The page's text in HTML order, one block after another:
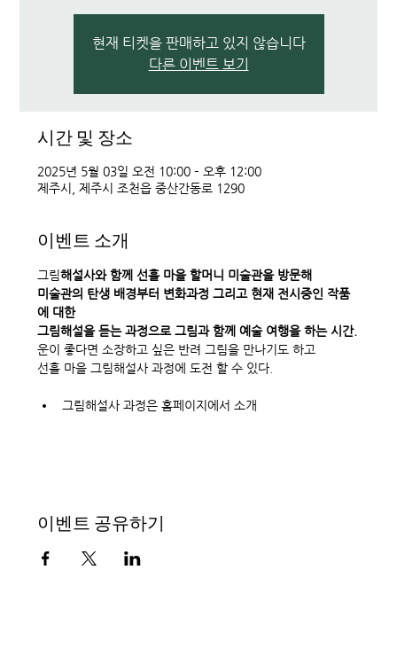
현재 티켓을 판매하고 있지 않습니다
다른 이벤트 보기
시간 및 장소
2025년 5월 03일 오전 10:00 – 오후 12:00
제주시, 제주시 조천읍 중산간동로 1290
이벤트 소개
그림해설사와 함께 선흘 마을 할머니 미술관을 방문해
미술관의 탄생 배경부터 변화과정 그리고 현재 전시중인 작품
에 대한
그림해설을 듣는 과정으로 그림과 함께 예술 여행을 하는 시간.
운이 좋다면 소장하고 싶은 반려 그림을 만나기도 하고
선흘 마을 그림해설사 과정에 도전 할 수 있다.
그림해설사 과정은 홈페이지에서 소개
이벤트 공유하기